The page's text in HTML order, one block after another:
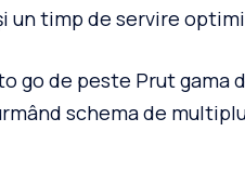
un timp de servire
go de peste Prut gama
schema de